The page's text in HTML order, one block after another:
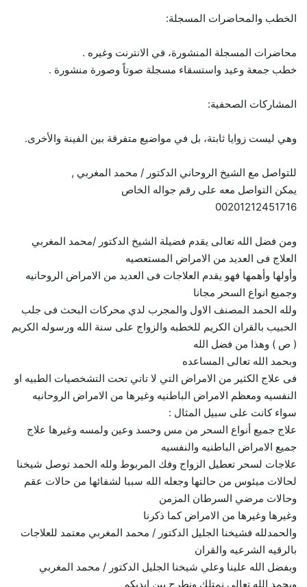
الخطب والمحاضرات المسجلة:
محاضرات المسجلة المنشورة، في الانترنت وغيره .
خطب جمعة وعيد واستسقاء مسجلة صوتاً وصورة منشورة .
المشاركات الصحفية:
وهي ليست زوايا ثابتة، بل في مواضيع متفرقة بين الفينة والأخرى.
للتواصل مع الشيخ الروحاني الدكتور / محمد المغربي ,
يمكن التواصل معه على رقم جواله الخاص
00201212451716
ومن فضل الله تعالى يقدم فضيلة الشيخ الدكتور /محمد المغربي
العلاج فى العديد من الامراض المستعصيه
وأولها وأهمها فهو يقدم العلاجات فى العديد من الامراض الروحانيه
وجميع انواع السحر مجانا
ولله الحمد المصنف الاول والمجرب لدي محركات البحث فى جلب
الحبيب بالقران الكريم للخطبه والزواج على سنة الله ورسوله الكريم
( ص ) وهذا من فضل الله
وبحمد الله تعالى المساعده
فى علاج الكثير من الامراض التي لا تاتي تحت التشخصيات الطبيه او
النفسيه ومعظم الامراض الباطنيه وغيرها من الامراض الروحانيه
سواء كانت على سبيل المثال :
علاج جميع أنواع السحر من مس وحسد وعين ولمسه وغيرها علاج
جميع الامراض الباطنيه والنفسيه
علاجات لسحر تعطيل الزواج وفك المربوط ولله الحمد توصل شيخنا
لحالات ميئوس من حالتها وجعله الله سببا لشفائها من حالات عقم
وحالات مرضي السرطان المزمن
وغيرها وغيرها من الامراض كما ذكرنا
والحمدلله فشيخنا الجليل الدكتور / محمد المغربي معتمد للعلاجات
بالرقيه الشرعيه والقران
وبفضل الله علينا وعلي شيخنا الجليل الدكتور / محمد المغربي
وبحمد الله تعالى نمتلك ونطرح بين ايديكم